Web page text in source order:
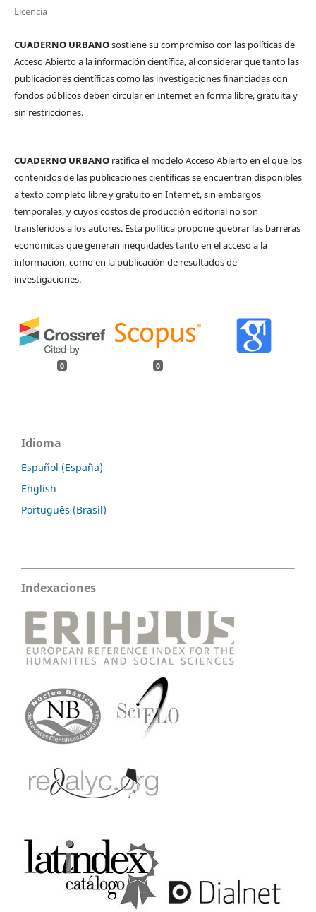
Licencia
CUADERNO URBANOsostiene su compromiso con las políticas de
Acceso Abierto a la información científica, al considerar que tanto las
publicaciones científicas como las investigaciones financiadas con
fondos públicos deben circular en Internet en forma libre, gratuita y
sin restricciones.
CUADERNO URBANOratifica el modelo Acceso Abierto en el que los
contenidos de las publicaciones científicas se encuentran disponibles
a texto completo libre y gratuito en Internet, sin embargos
temporales, y cuyos costos de producción editorial no son
transferidos a los autores. Esta política propone quebrar las barreras
económicas que generan inequidades tanto en el acceso a la
información, como en la publicación de resultados de
investigaciones.
0 0
Idioma
Español (España)
English
Português (Brasil)
Indexaciones